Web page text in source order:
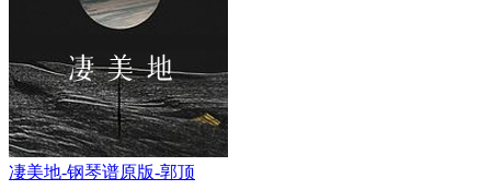
凄美地-钢琴谱原版-郭顶